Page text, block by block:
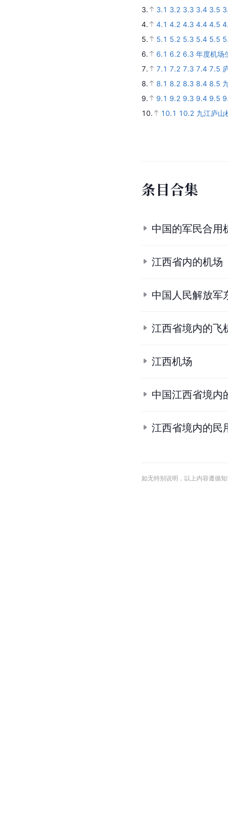
3. 3.1 3.2 3.3 3.4 3.5
4.
4.1 4.2 4.3 4.4 4.5
5.
5.1 5.2 5.3 5.4 5.5
6.
6.1 6.2 6.3 年度机场
7.
7.1 7.2 7.3 7.4 7.5
8.
8.1 8.2 8.3 8.4 8.5
9.
9.1 9.2 9.3 9.4 9.5
10.
10.1 10.2 九江庐山
条目合集
中国的军民合用
江西省内的机场
中国人民解放军
江西省境内的飞
江西机场
中国江西省境内
江西省境内的民
如无特别说明，以上内容遵循